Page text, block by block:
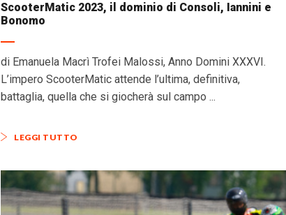
ScooterMatic 2023, il dominio di Consoli, Iannini e
Bonomo
di Emanuela Macrì Trofei Malossi, Anno Domini XXXVI.
L’impero ScooterMatic attende l’ultima, definitiva,
battaglia, quella che si giocherà sul campo ...
LEGGI TUTTO